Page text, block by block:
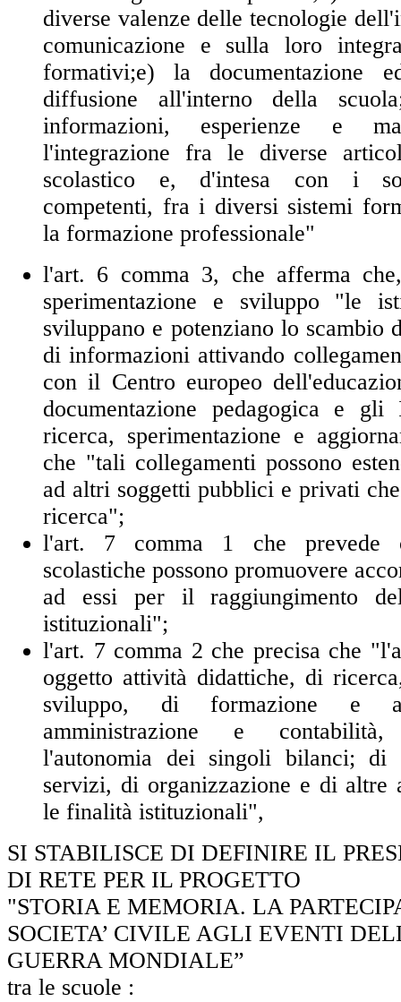
diverse valenze delle tecnologie
comunicazione e sulla loro
formativi;e) la documentazione
diffusione all'interno della
informazioni, esperienze e
l'integrazione fra le diverse
scolastico e, d'intesa con i
competenti, fra i diversi sistemi
la formazione professionale"
l'art. 6 comma 3, che afferma
sperimentazione e sviluppo "le
sviluppano e potenziano lo scambio
di informazioni attivando
con il Centro europeo
documentazione pedagogica e
ricerca, sperimentazione e
che "tali collegamenti possono
ad altri soggetti pubblici e privati
ricerca";
l'art. 7 comma 1 che prevede
scolastiche possono promuovere
ad essi per il raggiungimento
istituzionali";
l'art. 7 comma 2 che precisa che
oggetto attività didattiche, di
sviluppo, di formazione e
amministrazione e
l'autonomia dei singoli bilanci; di
servizi, di organizzazione e di altre
le finalità istituzionali",
SI STABILISCE DI DEFINIRE IL
DI RETE PER IL PROGETTO
"STORIA E MEMORIA. LA
SOCIETA’ CIVILE AGLI EVENTI
GUERRA MONDIALE”
tra le scuole :